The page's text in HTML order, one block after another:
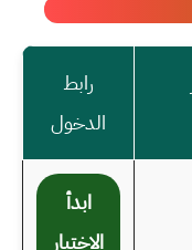
رابط
الدخول
ابدأ
الاختبار